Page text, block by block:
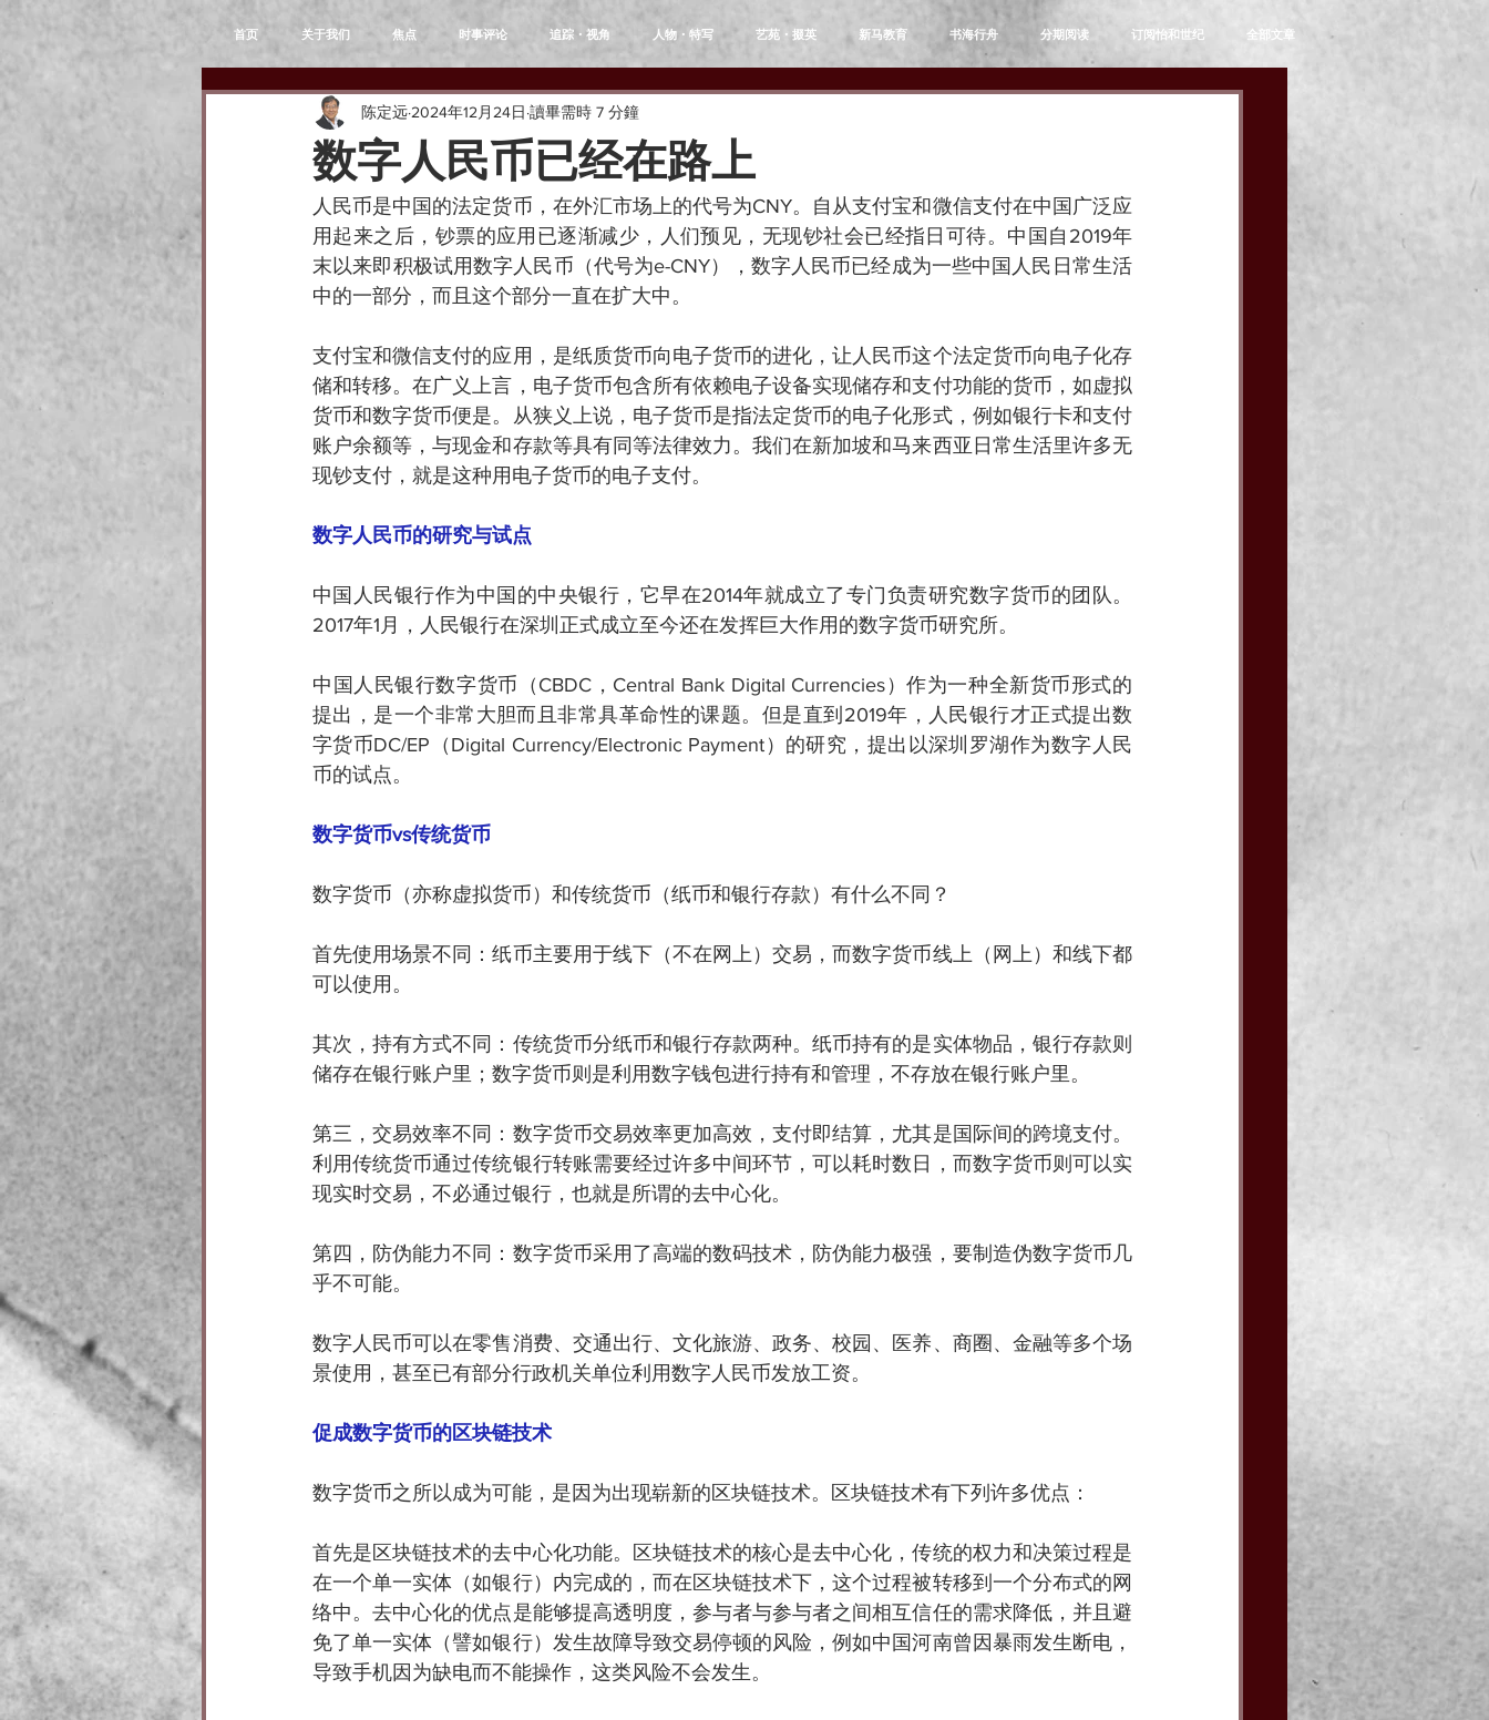
首页 关于我们 焦点 时事评论 追踪・视角 人物・特写 艺苑・掇英 新马教育 书海行舟 分期阅读 订阅怡和世纪 全部文章
数字人民币已经在路上
陈定远 2024年12月24日 讀畢需時 7 分鐘
人民币是中国的法定货币，在外汇市场上的代号为CNY。自从支付宝和微信支付在中国广泛应
用起来之后，钞票的应用已逐渐减少，人们预见，无现钞社会已经指日可待。中国自2019年
末以来即积极试用数字人民币（代号为e-CNY），数字人民币已经成为一些中国人民日常生活
中的一部分，而且这个部分一直在扩大中。
支付宝和微信支付的应用，是纸质货币向电子货币的进化，让人民币这个法定货币向电子化存
储和转移。在广义上言，电子货币包含所有依赖电子设备实现储存和支付功能的货币，如虚拟
货币和数字货币便是。从狭义上说，电子货币是指法定货币的电子化形式，例如银行卡和支付
账户余额等，与现金和存款等具有同等法律效力。我们在新加坡和马来西亚日常生活里许多无
现钞支付，就是这种用电子货币的电子支付。
数字人民币的研究与试点
中国人民银行作为中国的中央银行，它早在2014年就成立了专门负责研究数字货币的团队。
2017年1月，人民银行在深圳正式成立至今还在发挥巨大作用的数字货币研究所。
中国人民银行数字货币（CBDC，Central Bank Digital Currencies）作为一种全新货币形式的
提出，是一个非常大胆而且非常具革命性的课题。但是直到2019年，人民银行才正式提出数
字货币DC/EP（Digital Currency/Electronic Payment）的研究，提出以深圳罗湖作为数字人民
币的试点。
数字货币vs传统货币
数字货币（亦称虚拟货币）和传统货币（纸币和银行存款）有什么不同？
首先使用场景不同：纸币主要用于线下（不在网上）交易，而数字货币线上（网上）和线下都
可以使用。
其次，持有方式不同：传统货币分纸币和银行存款两种。纸币持有的是实体物品，银行存款则
储存在银行账户里；数字货币则是利用数字钱包进行持有和管理，不存放在银行账户里。
第三，交易效率不同：数字货币交易效率更加高效，支付即结算，尤其是国际间的跨境支付。
利用传统货币通过传统银行转账需要经过许多中间环节，可以耗时数日，而数字货币则可以实
现实时交易，不必通过银行，也就是所谓的去中心化。
第四，防伪能力不同：数字货币采用了高端的数码技术，防伪能力极强，要制造伪数字货币几
乎不可能。
数字人民币可以在零售消费、交通出行、文化旅游、政务、校园、医养、商圈、金融等多个场
景使用，甚至已有部分行政机关单位利用数字人民币发放工资。
促成数字货币的区块链技术
数字货币之所以成为可能，是因为出现崭新的区块链技术。区块链技术有下列许多优点：
首先是区块链技术的去中心化功能。区块链技术的核心是去中心化，传统的权力和决策过程是
在一个单一实体（如银行）内完成的，而在区块链技术下，这个过程被转移到一个分布式的网
络中。去中心化的优点是能够提高透明度，参与者与参与者之间相互信任的需求降低，并且避
免了单一实体（譬如银行）发生故障导致交易停顿的风险，例如中国河南曾因暴雨发生断电，
导致手机因为缺电而不能操作，这类风险不会发生。